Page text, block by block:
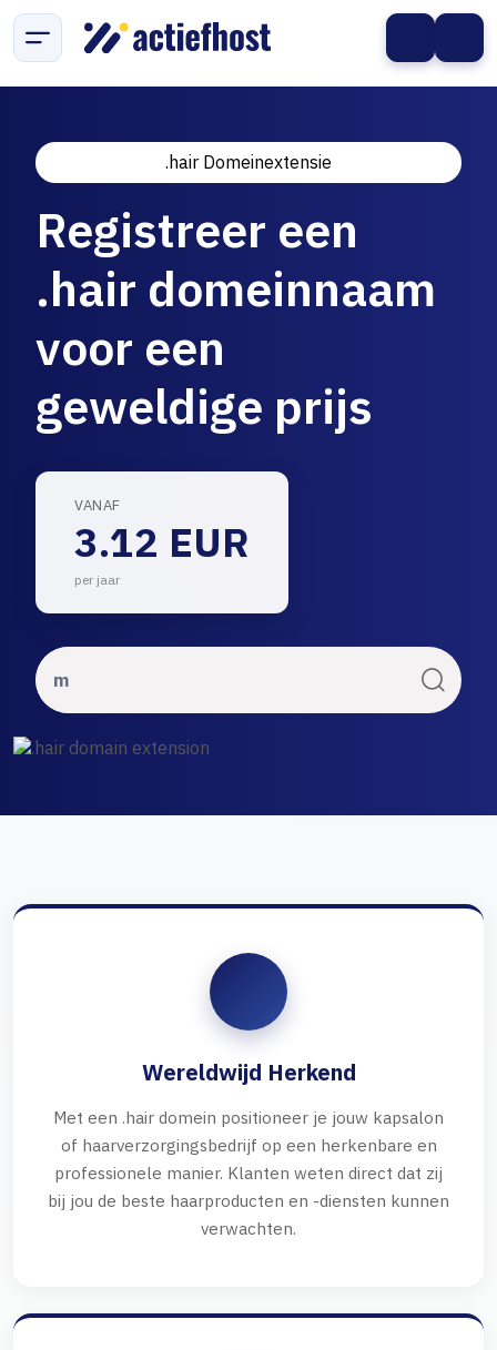
.hair Domeinextensie
Registreer een
.hair domeinnaam
voor een
geweldige prijs
VANAF
3.12 EUR
per jaar
Wereldwijd Herkend
Met een .hair domein positioneer je jouw kapsalon
of haarverzorgingsbedrijf op een herkenbare en
professionele manier. Klanten weten direct dat zij
bij jou de beste haarproducten en -diensten kunnen
verwachten.